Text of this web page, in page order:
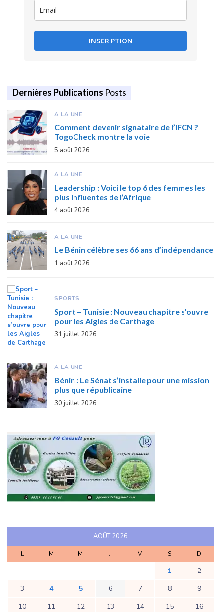
INSCRIPTION
Dernières Publications Posts
A LA UNE
Comment devenir signataire de l’IFCN ?
TogoCheck montre la voie
5 août 2026
A LA UNE
Leadership : Voici le top 6 des femmes les
plus influentes de l’Afrique
4 août 2026
A LA UNE
Le Bénin célèbre ses 66 ans d’indépendance
1 août 2026
SPORTS
Sport – Tunisie : Nouveau chapitre s’ouvre
pour les Aigles de Carthage
31 juillet 2026
A LA UNE
Bénin : Le Sénat s’installe pour une mission
plus que républicaine
30 juillet 2026
AOÛT 2026
L M M J V S D
1
2
3
4 5 6 7 8
9
10
11 12 13 14 15
16